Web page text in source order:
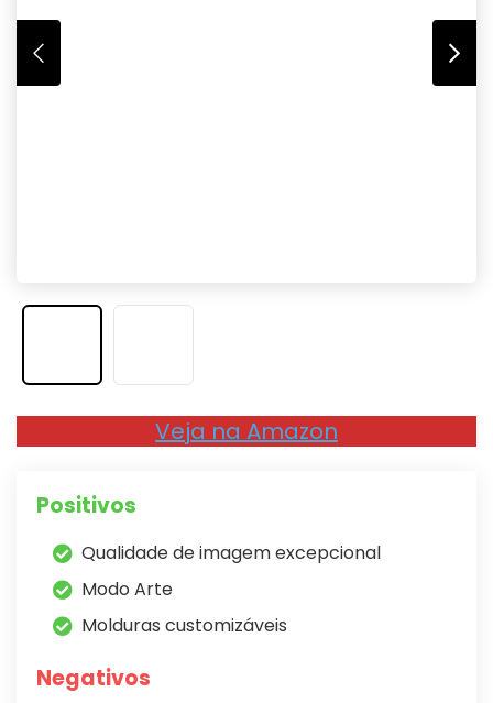
Veja na Amazon
Positivos
Qualidade de imagem excepcional
Modo Arte
Molduras customizáveis
Negativos